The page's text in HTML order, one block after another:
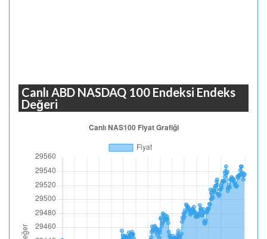
Canlı ABD NASDAQ 100 Endeksi Endeks
Değeri